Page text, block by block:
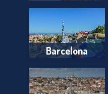
Barcelona